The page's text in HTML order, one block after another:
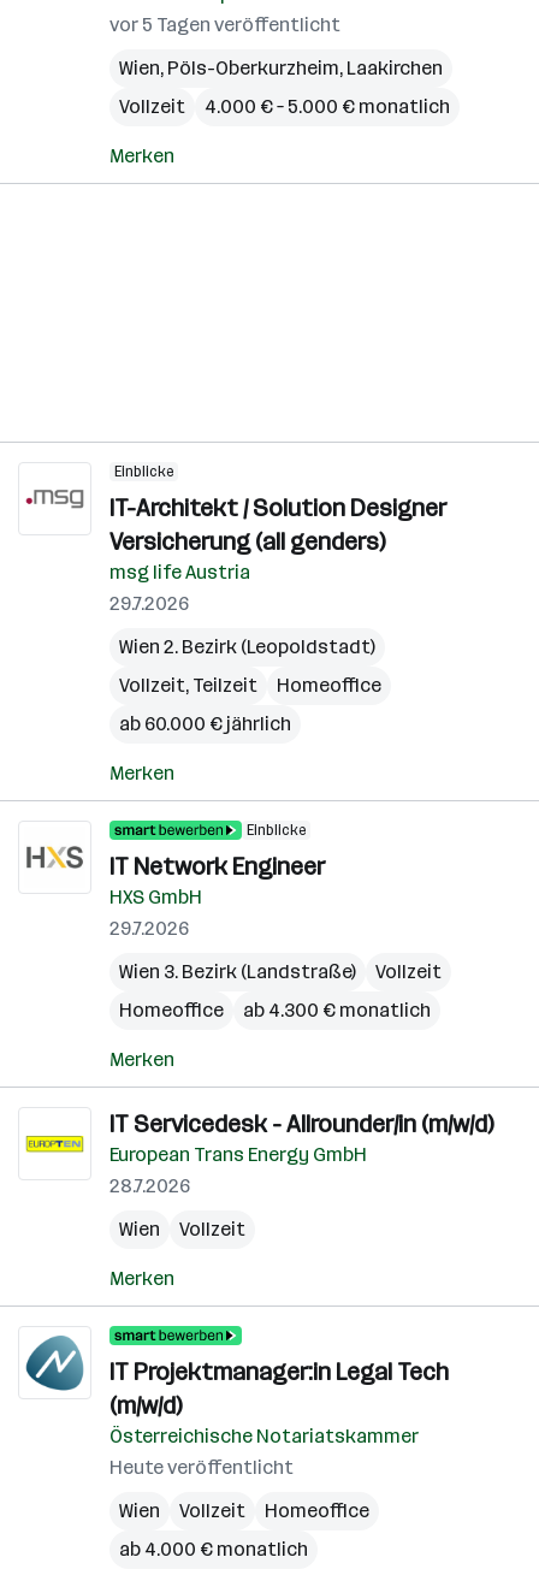
vor 5 Tagen veröffentlicht
Wien, Pöls-Oberkurzheim, Laakirchen
Vollzeit
4.000 € – 5.000 € monatlich
Merken
Einblicke
IT-Architekt / Solution Designer
Versicherung (all genders)
msg life Austria
29.7.2026
Wien 2. Bezirk (Leopoldstadt)
Vollzeit, Teilzeit
Homeoffice
ab 60.000 € jährlich
Merken
Einblicke
IT Network Engineer
HXS GmbH
29.7.2026
Wien 3. Bezirk (Landstraße)
Vollzeit
Homeoffice
ab 4.300 € monatlich
Merken
IT Servicedesk - Allrounder/in (m/w/d)
European Trans Energy GmbH
28.7.2026
Wien
Vollzeit
Merken
IT Projektmanager:in Legal Tech
(m/w/d)
Österreichische Notariatskammer
Heute veröffentlicht
Wien
Vollzeit
Homeoffice
ab 4.000 € monatlich